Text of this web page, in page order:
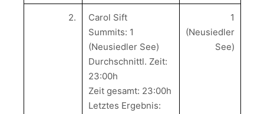
2.
Carol Sift
Summits: 1
(Neusiedler See)
Durchschnittl. Zeit:
23:00h
Zeit gesamt: 23:00h
Letztes Ergebnis:
1
(Neusiedler
See)